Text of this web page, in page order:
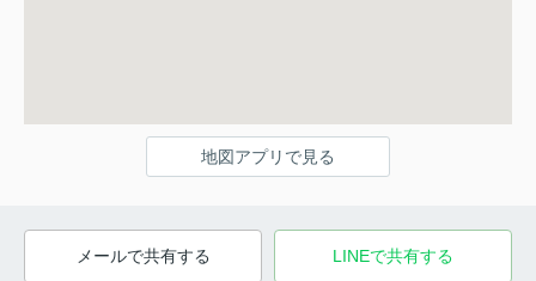
地図アプリで見る
メールで共有する LINEで共有する